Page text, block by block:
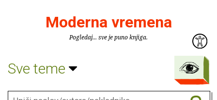
Moderna vremena
Pogledaj... sve je puno knjiga.
Sve teme